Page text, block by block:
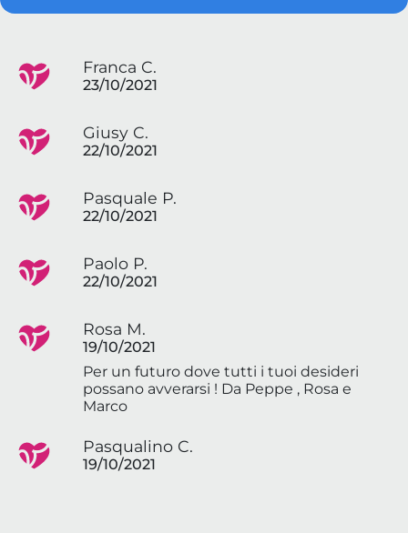
Franca C.
23/10/2021
Giusy C.
22/10/2021
Pasquale P.
22/10/2021
Paolo P.
22/10/2021
Rosa M.
19/10/2021
Per un futuro dove tutti i tuoi desideri
possano avverarsi ! Da Peppe , Rosa e
Marco
Pasqualino C.
19/10/2021